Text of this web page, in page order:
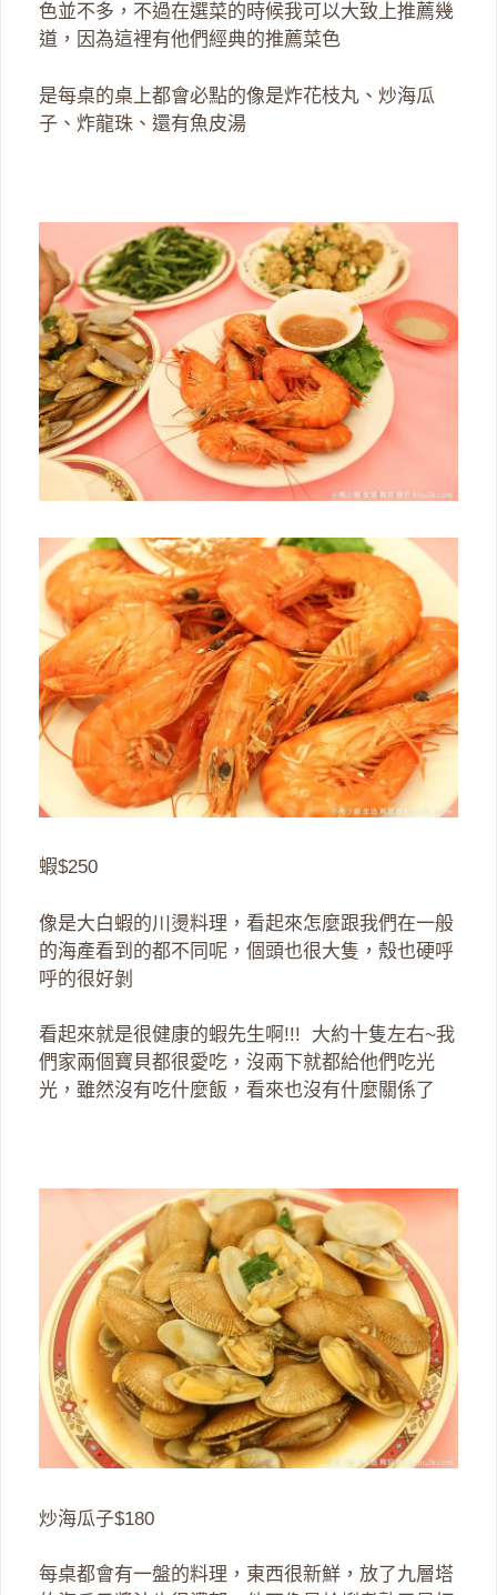
色並不多，不過在選菜的時候我可以大致上推薦幾
道，因為這裡有他們經典的推薦菜色
是每桌的桌上都會必點的像是炸花枝丸、炒海瓜
子、炸龍珠、還有魚皮湯
蝦$250
像是大白蝦的川燙料理，看起來怎麼跟我們在一般
的海產看到的都不同呢，個頭也很大隻，殼也硬呼
呼的很好剝
看起來就是很健康的蝦先生啊!!! 大約十隻左右~我
們家兩個寶貝都很愛吃，沒兩下就都給他們吃光
光，雖然沒有吃什麼飯，看來也沒有什麼關係了
炒海瓜子$180
每桌都會有一盤的料理，東西很新鮮，放了九層塔